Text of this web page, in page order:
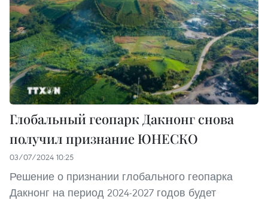
Глобальный геопарк Дакнонг снова
получил признание ЮНЕСКО
03/07/2024 10:25
Решение о признании глобального геопарка
Дакнонг на период 2024-2027 годов будет